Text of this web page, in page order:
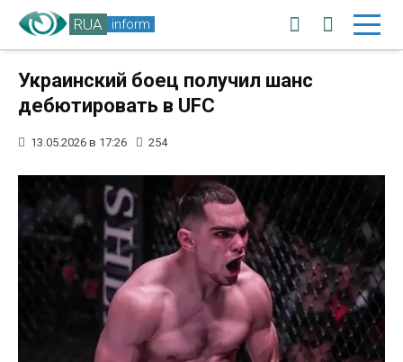
RUA inform
Украинский боец ​​получил шанс
дебютировать в UFC
13.05.2026 в 17:26 254